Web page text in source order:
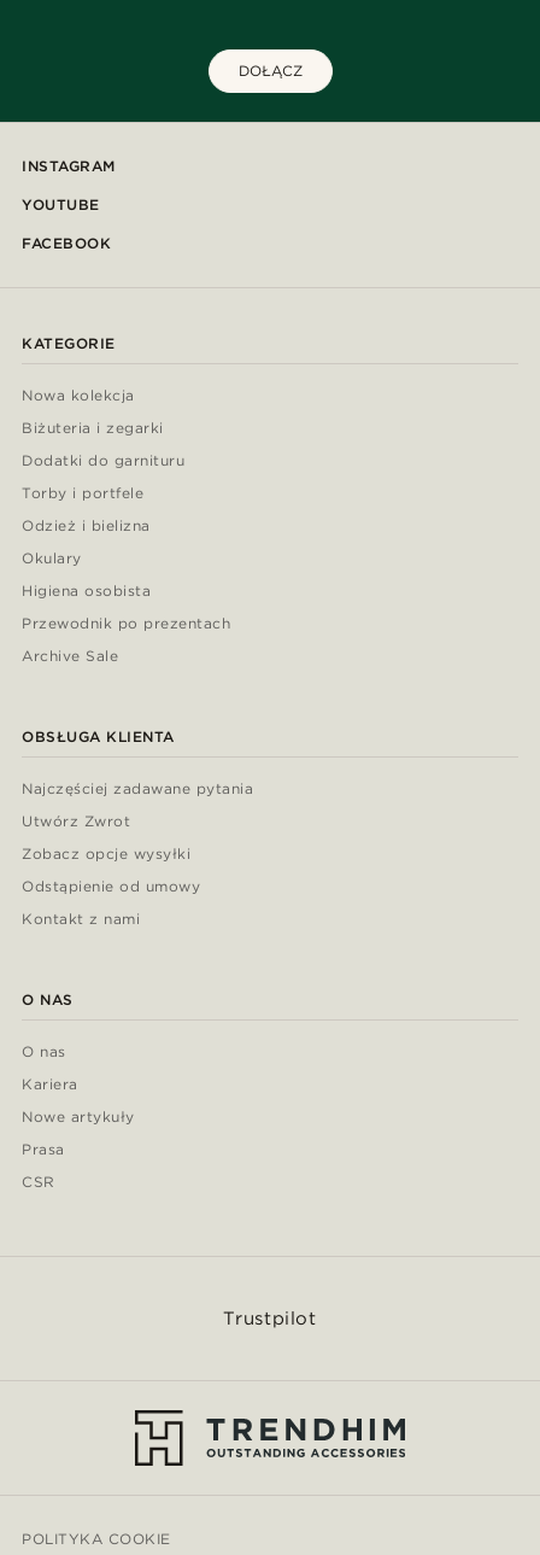
DOŁĄCZ
INSTAGRAM
YOUTUBE
FACEBOOK
KATEGORIE
Nowa kolekcja
Biżuteria i zegarki
Dodatki do garnituru
Torby i portfele
Odzież i bielizna
Okulary
Higiena osobista
Przewodnik po prezentach
Archive Sale
OBSŁUGA KLIENTA
Najczęściej zadawane pytania
Utwórz Zwrot
Zobacz opcje wysyłki
Odstąpienie od umowy
Kontakt z nami
O NAS
O nas
Kariera
Nowe artykuły
Prasa
CSR
Trustpilot
POLITYKA COOKIE